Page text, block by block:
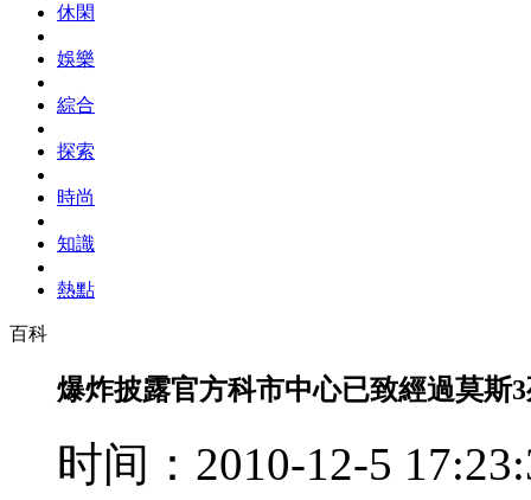
休閑
娛樂
綜合
探索
時尚
知識
熱點
百科
爆炸披露官方科市中心已致經過莫斯
时间：2010-12-5